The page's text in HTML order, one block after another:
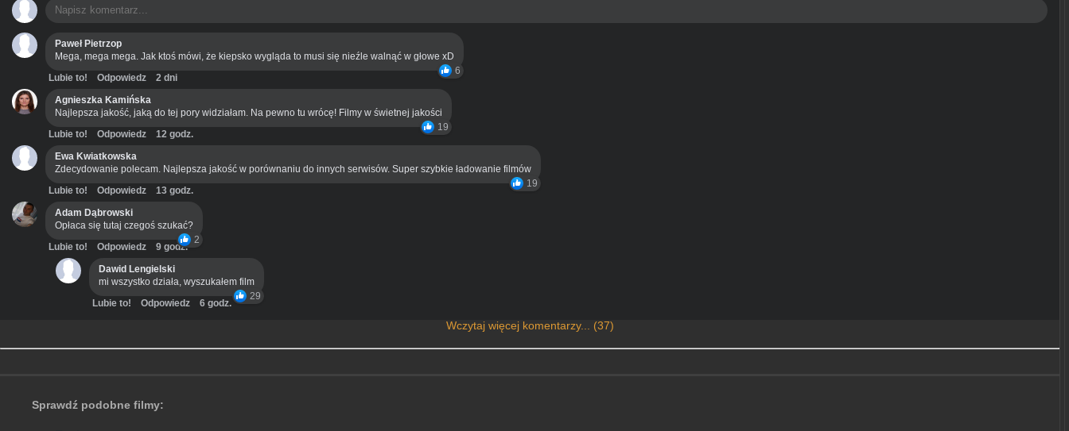
Paweł Pietrzop
Mega, mega mega. Jak ktoś mówi, że kiepsko wygląda to musi się nieźle walnąć w głowe xD
6
Lubie to! Odpowiedz
2 dni
Agnieszka Kamińska
Najlepsza jakość, jaką do tej pory widziałam. Na pewno tu wrócę! Filmy w świetnej jakości
19
Lubie to! Odpowiedz
12 godz.
Ewa Kwiatkowska
Zdecydowanie polecam. Najlepsza jakość w porównaniu do innych serwisów. Super szybkie ładowanie filmów
19
Lubie to! Odpowiedz
13 godz.
Adam Dąbrowski
Opłaca się tutaj czegoś szukać?
2
Lubie to! Odpowiedz
9 godz.
Dawid Lengielski
mi wszystko działa, wyszukałem film
29
Lubie to! Odpowiedz 6 godz.
Wczytaj więcej komentarzy... (37)
Sprawdź podobne filmy: